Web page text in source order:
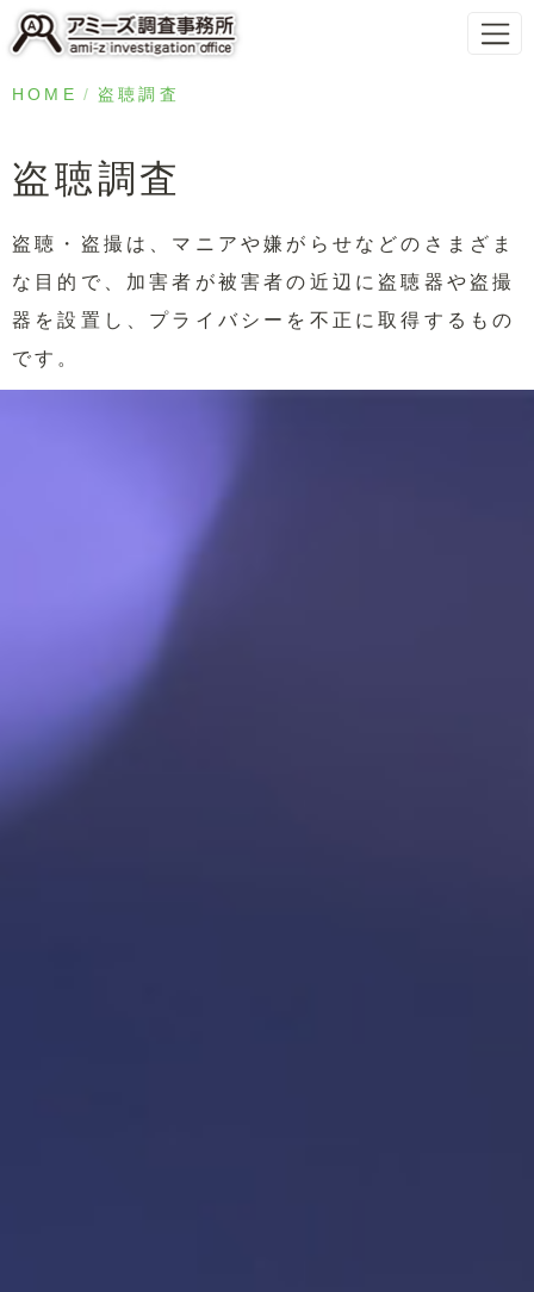
HOME 盗聴調査
盗聴調査
盗聴・盗撮は、マニアや嫌がらせなどのさまざま
な目的で、加害者が被害者の近辺に盗聴器や盗撮
器を設置し、プライバシーを不正に取得するもの
です。